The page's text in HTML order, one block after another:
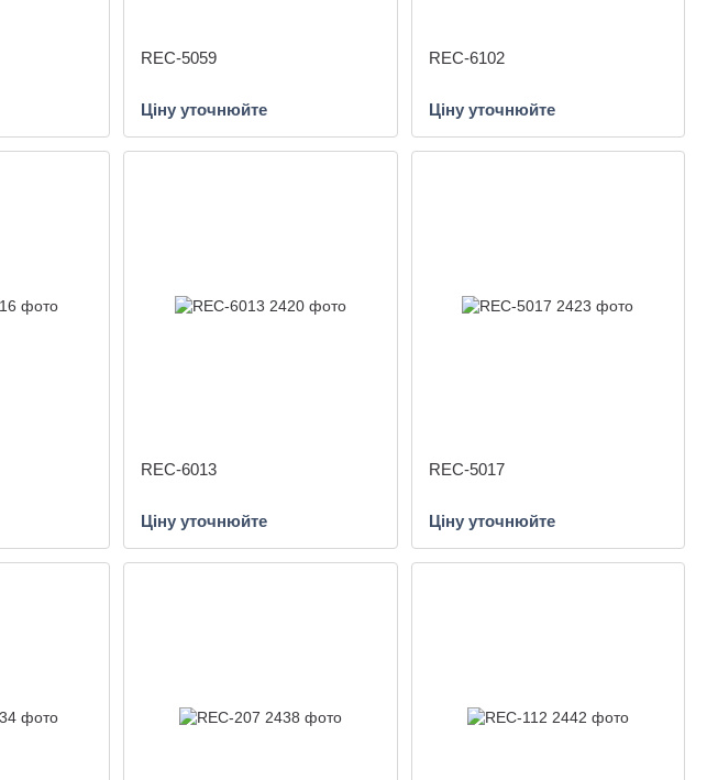
REC-5059
Ціну уточнюйте
REC-6102
Ціну уточнюйте
REC-6013
Ціну уточнюйте
REC-5017
Ціну уточнюйте